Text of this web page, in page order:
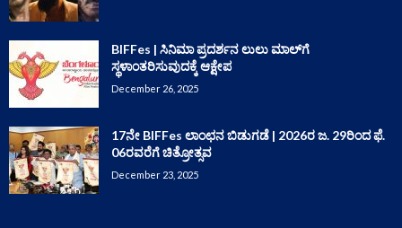
BIFFes | ಸಿನಿಮಾ ಪ್ರದರ್ಶನ ಲುಲು ಮಾಲ್‌ಗೆ
ಸ್ಥಳಾಂತರಿಸುವುದಕ್ಕೆ ಆಕ್ಷೇಪ
December 26, 2025
17ನೇ BIFFes ಲಾಂಛನ ಬಿಡುಗಡೆ | 2026ರ ಜ. 29ರಿಂದ ಫೆ.
06ರವರೆಗೆ ಚಿತ್ರೋತ್ಸವ
December 23, 2025